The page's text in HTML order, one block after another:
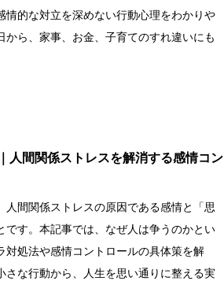
情的な対立を深めない行動心理をわかりや
から、家事、お金、子育てのすれ違いにも
人間関係ストレスを解消する感情コン
人間関係ストレスの原因である感情と「思
です。本記事では、なぜ人は争うのかとい
対処法や感情コントロールの具体策を解
さな行動から、人生を思い通りに整える実